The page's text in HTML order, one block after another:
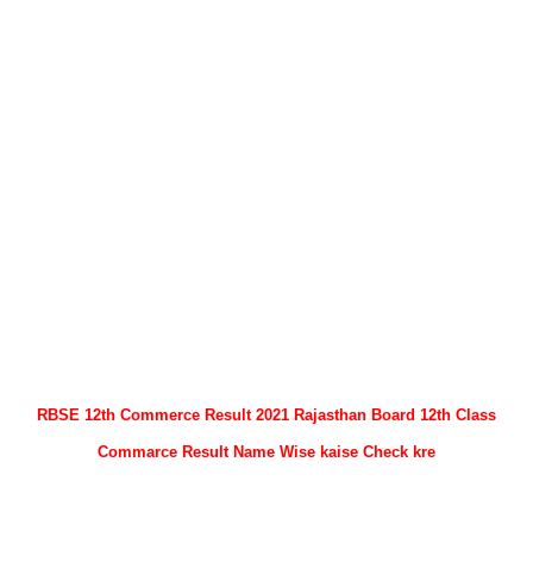
RBSE 12th Commerce Result 2021 Rajasthan Board 12th Class
Commarce Result Name Wise kaise Check kre